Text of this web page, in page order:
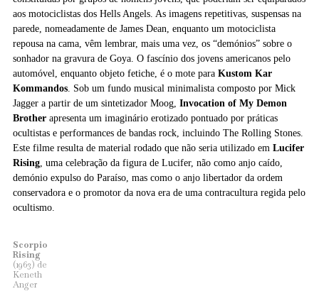
aos motociclistas dos Hells Angels. As imagens repetitivas, suspensas na
parede, nomeadamente de James Dean, enquanto um motociclista
repousa na cama, vêm lembrar, mais uma vez, os “demónios” sobre o
sonhador na gravura de Goya. O fascínio dos jovens americanos pelo
automóvel, enquanto objeto fetiche, é o mote para Kustom Kar
Kommandos. Sob um fundo musical minimalista composto por Mick
Jagger a partir de um sintetizador Moog, Invocation of My Demon
Brother apresenta um imaginário erotizado pontuado por práticas
ocultistas e performances de bandas rock, incluindo The Rolling Stones.
Este filme resulta de material rodado que não seria utilizado em Lucifer
Rising, uma celebração da figura de Lucifer, não como anjo caído,
demónio expulso do Paraíso, mas como o anjo libertador da ordem
conservadora e o promotor da nova era de uma contracultura regida pelo
ocultismo.
Scorpio
Rising
(1963) de
Keneth
Anger